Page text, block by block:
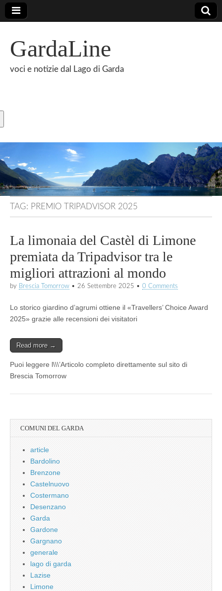
GardaLine
voci e notizie dal Lago di Garda
TAG: PREMIO TRIPADVISOR 2025
La limonaia del Castèl di Limone
premiata da Tripadvisor tra le
migliori attrazioni al mondo
by Brescia Tomorrow • 26 Settembre 2025 • 0 Comments
Lo storico giardino d’agrumi ottiene il «Travellers’ Choice Award
2025» grazie alle recensioni dei visitatori
Read more →
Puoi leggere l\\\’Articolo completo direttamente sul sito di
Brescia Tomorrow
COMUNI DEL GARDA
article
Bardolino
Brenzone
Castelnuovo
Costermano
Desenzano
Garda
Gardone
Gargnano
generale
lago di garda
Lazise
Limone